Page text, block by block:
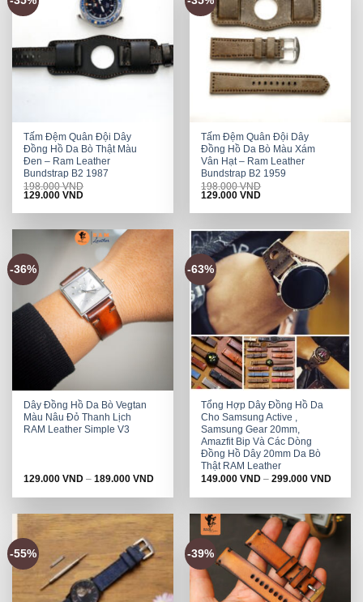
Tấm Đệm Quân Đội Dây
Đồng Hồ Da Bò Thật Màu
Đen – Ram Leather
Bundstrap B2 1987
198.000VND
Original
was:
129.000VNDCurrent
is:
Tấm Đệm Quân Đội Dây
Đồng Hồ Da Bò Màu Xám
Vân Hạt – Ram Leather
Bundstrap B2 1959
198.000VND
Original
was:
129.000VNDCurrent
is:
-36%
Dây Đồng Hồ Da Bò Vegtan
Màu Nâu Đỏ Thanh Lịch
RAM Leather Simple V3
129.000VND –189.000VND
-63%
Tổng Hợp Dây Đồng Hồ Da
Cho Samsung Active ,
Samsung Gear 20mm,
Amazfit Bip Và Các Dòng
Đồng Hồ Dây 20mm Da Bò
Thật RAM Leather
149.000VND –299.000VND
-55% -39%